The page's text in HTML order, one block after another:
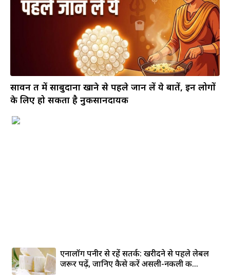
सावन व्रत में साबुदाना खाने से पहले जान लें ये बातें, इन लोगों
के लिए हो सकता है नुकसानदायक
एनालॉग पनीर से रहें सतर्क: खरीदने से पहले लेबल
जरूर पढ़ें, जानिए कैसे करें असली-नकली की...